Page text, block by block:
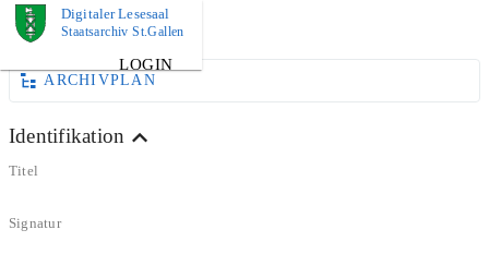
Digitaler Lesesaal
Staatsarchiv St.Gallen
LOGIN
DOKUMENT
ARCHIVPLAN
Identifikation
Titel
Signatur